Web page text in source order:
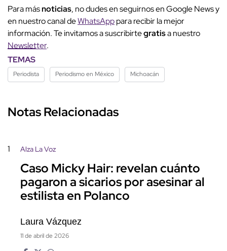
Para másnoticias, no dudes en seguirnos en Google News y
en nuestro canal deWhatsApppara recibir la mejor
información. Te invitamos a suscribirtegratisa nuestro
Newsletter.
TEMAS
Periodista Periodismo en México Michoacán
Notas Relacionadas
1 Alza La Voz
Caso Micky Hair: revelan cuánto
pagaron a sicarios por asesinar al
estilista en Polanco
Laura Vázquez
11 de abril de 2026